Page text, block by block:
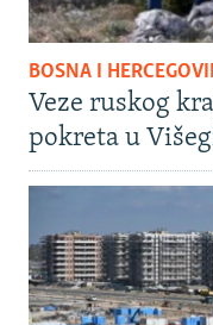
BOSNA I
Veze ruskog
pokreta u